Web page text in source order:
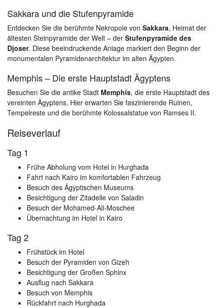
Sakkara und die Stufenpyramide
Entdecken Sie die berühmte Nekropole von Sakkara, Heimat der
ältesten Steinpyramide der Welt – der Stufenpyramide des
Djoser. Diese beeindruckende Anlage markiert den Beginn der
monumentalen Pyramidenarchitektur im alten Ägypten.
Memphis – Die erste Hauptstadt Ägyptens
Besuchen Sie die antike Stadt Memphis, die erste Hauptstadt des
vereinten Ägyptens. Hier erwarten Sie faszinierende Ruinen,
Tempelreste und die berühmte Kolossalstatue von Ramses II.
Reiseverlauf
Tag 1
Frühe Abholung vom Hotel in Hurghada
Fahrt nach Kairo im komfortablen Fahrzeug
Besuch des Ägyptischen Museums
Besichtigung der Zitadelle von Saladin
Besuch der Mohamed-Ali-Moschee
Übernachtung im Hotel in Kairo
Tag 2
Frühstück im Hotel
Besuch der Pyramiden von Gizeh
Besichtigung der Großen Sphinx
Ausflug nach Sakkara
Besuch von Memphis
Rückfahrt nach Hurghada